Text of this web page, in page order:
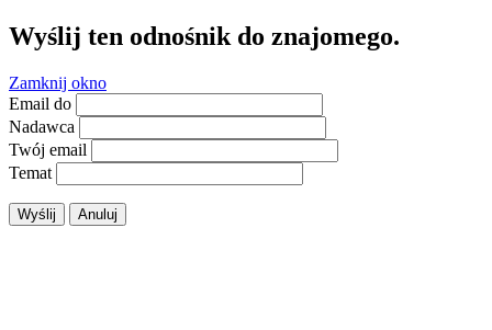
Wyślij ten odnośnik do znajomego.
Zamknij okno
Email do
Nadawca
Twój email
Temat
Wyślij Anuluj